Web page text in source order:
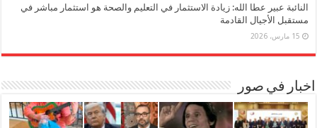
النائبة عبير عطا الله: زيادة الاستثمار في التعليم والصحة هو استثمار مباشر في
مستقبل الأجيال القادمة
15 مارس، 2026
اخبار في صور